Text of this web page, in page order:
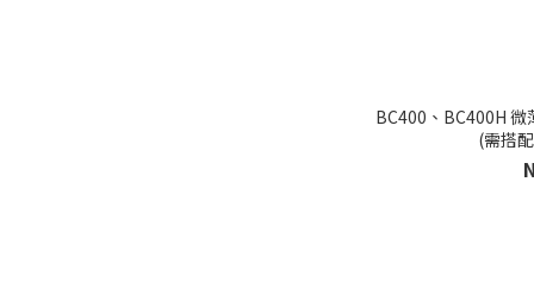
BC400、BC400H 微薄型HEPA H13 活性碳複合濾網
(需搭